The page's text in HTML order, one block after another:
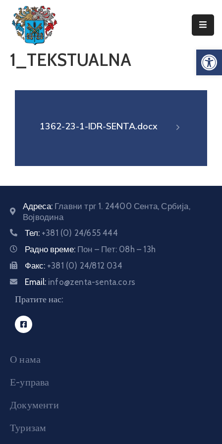
Упознајте
Сенту
Информатор
E-
управа
Српски
1_TEKSTUALNA
1362-23-1-IDR-SENTA.docx
Адреса: Главни трг 1. 24400 Сента, Србија,
Војводина
Тел: +381 (0) 24/655 444
Радно време: Пон – Пет: 08h – 13h
Факс: +381 (0) 24/812 034
Email: info@zenta-senta.co.rs
Пратите нас:
О нама
Е-управа
Документи
Туризам